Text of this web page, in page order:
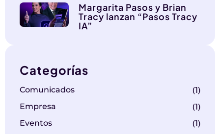
Margarita Pasos y Brian
Tracy lanzan “Pasos Tracy
IA”
Categorías
Comunicados (1)
Empresa (1)
Eventos (1)